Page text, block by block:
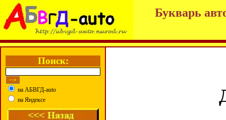
Букварь
Поиск:
на АБВГД-auto
на Яндексе